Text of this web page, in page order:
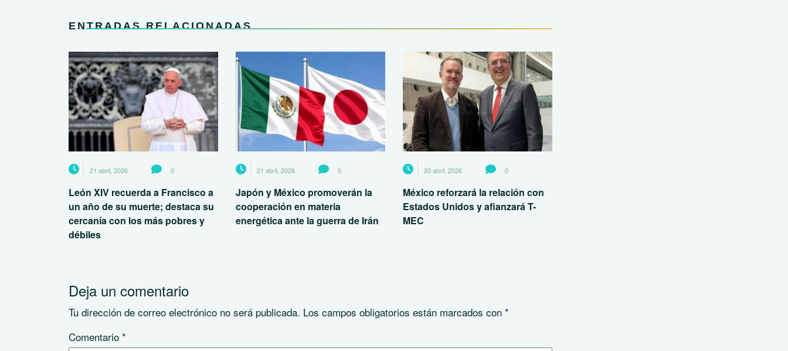
ENTRADAS RELACIONADAS
21 abril, 2026 0
León XIV recuerda a Francisco a
un año de su muerte; destaca su
cercanía con los más pobres y
débiles
21 abril, 2026 0
Japón y México promoverán la
cooperación en materia
energética ante la guerra de Irán
20 abril, 2026 0
México reforzará la relación con
Estados Unidos y afianzará T-
MEC
Deja un comentario
Tu dirección de correo electrónico no será publicada. Los campos obligatorios están marcados con *
Comentario *